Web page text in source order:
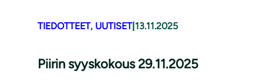
TIEDOTTEET, UUTISET| 13.11.2025
Piirin syyskokous 29.11.2025